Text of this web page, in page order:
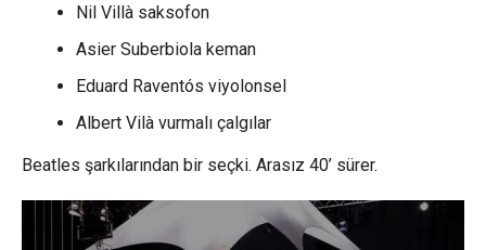
Nil Villà saksofon
Asier Suberbiola keman
Eduard Raventós viyolonsel
Albert Vilà vurmalı çalgılar
Beatles şarkılarından bir seçki. Arasız 40’ sürer.